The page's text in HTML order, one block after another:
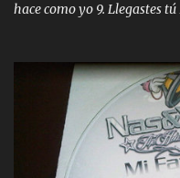
hace como yo 9. Llegastes tú
Digital Booklet –
Album proposto al
AAC M4A; comprato su
download. REGGAETON
Momento!